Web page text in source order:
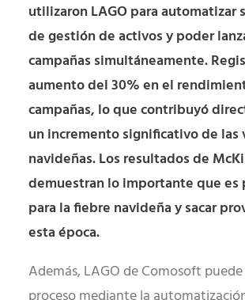
utilizaron LAGO para automatizar
de gestión de activos y poder
campañas simultáneamente.
aumento del 30% en el
campañas, lo que contribuyó
un incremento significativo de las
navideñas. Los resultados de
demuestran lo importante que es
para la fiebre navideña y sacar
esta época.
Además, LAGO de Comosoft